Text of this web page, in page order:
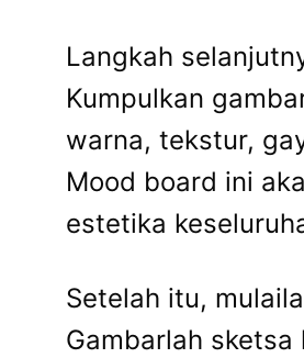
Langkah
Kumpulkan
warna, tekstur,
Mood board ini
estetika
Setelah itu,
Gambarlah